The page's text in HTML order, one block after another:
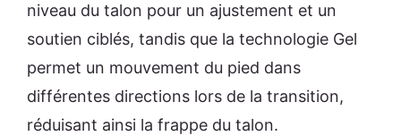
niveau du talon pour un ajustement et un
soutien ciblés, tandis que la technologie Gel
permet un mouvement du pied dans
différentes directions lors de la transition,
réduisant ainsi la frappe du talon.